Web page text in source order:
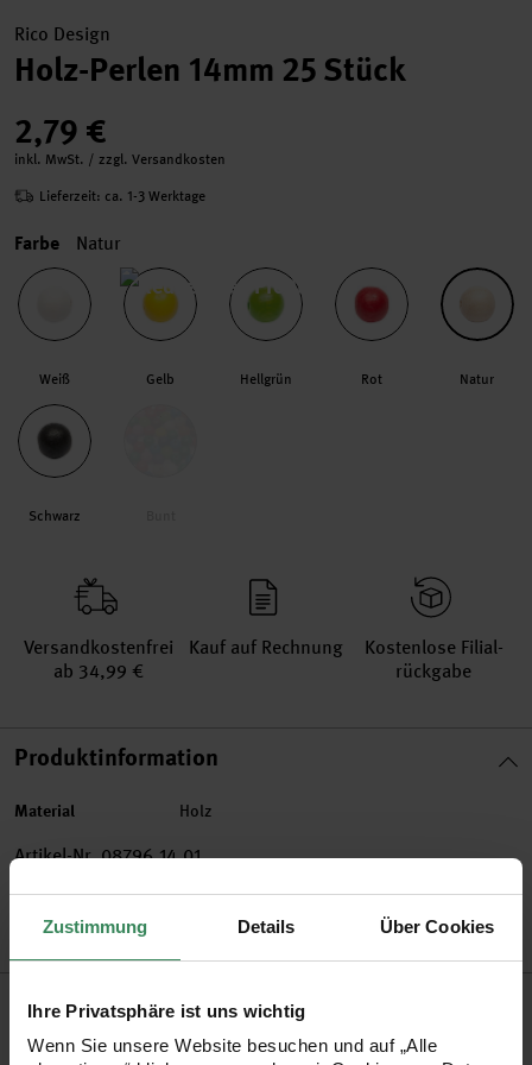
Zustimmung Details Über Cookies
Ihre Privatsphäre ist uns wichtig
Wenn Sie unsere Website besuchen und auf „Alle
Rico Design
Holz-Perlen 14mm 25 Stück
2,79 €
inkl. MwSt. / zzgl. Versandkosten
Lieferzeit: ca. 1-3 Werktage
Farbe Natur
Weiß Gelb Hellgrün Rot Natur
Schwarz
Versand­kosten­frei
ab 34,99 €
Kauf auf Rechnung
Kosten­lose Filial­
rückgabe
Produktinformation
Material Holz
Artikel-Nr.08796.14.01
Produktbeschreibung
Basteln mit Holzperlen macht Groß und Klein viel Spaß. Dabei